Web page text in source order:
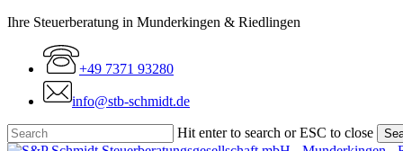
Skip
content
Ihre Steuerberatung in Munderkingen & Riedlingen
+49 7371 93280
info@stb-schmidt.de
Hit enter to search or ESC to close